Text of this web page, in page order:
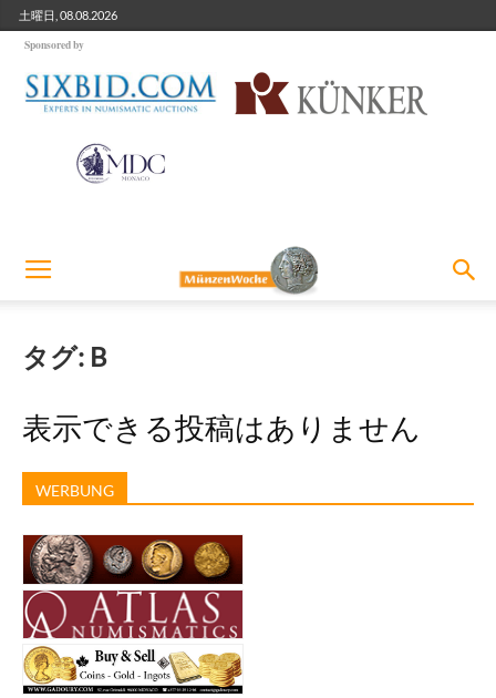
土曜日, 08.08.2026
Sponsored by
タグ: B
表示できる投稿はありません
WERBUNG